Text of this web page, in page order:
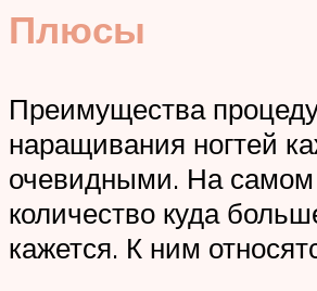
Плюсы
Преимущества
наращивания ногтей
очевидными. На самом
количество куда
кажется. К ним